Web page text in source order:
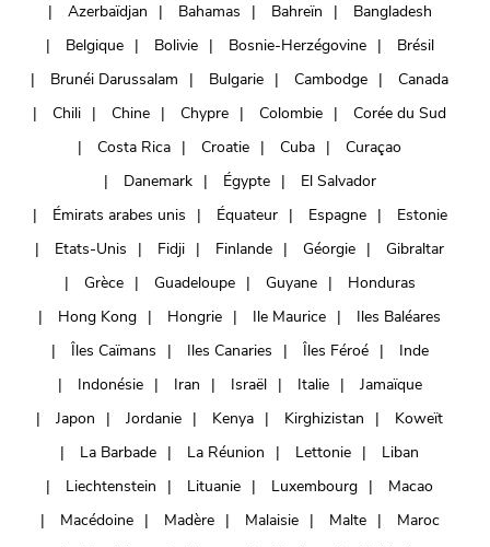
Azerbaïdjan
Bahamas Bahreïn
Bangladesh
Belgique
Bolivie Bosnie-Herzégovine
Brésil
Brunéi Darussalam
Bulgarie Cambodge
Canada
Chili
Chine Chypre Colombie
Corée du Sud
Costa Rica
Croatie Cuba
Curaçao
Danemark
Égypte
El Salvador
Émirats arabes unis
Équateur Espagne
Estonie
Etats-Unis
Fidji Finlande Géorgie
Gibraltar
Grèce
Guadeloupe Guyane
Honduras
Hong Kong
Hongrie Ile Maurice
Iles Baléares
Îles Caïmans
Iles Canaries Îles Féroé
Inde
Indonésie
Iran Israël Italie
Jamaïque
Japon
Jordanie Kenya Kirghizistan
Koweït
La Barbade
La Réunion Lettonie
Liban
Liechtenstein
Lituanie Luxembourg
Macao
Macédoine
Madère Malaisie Malte
Maroc